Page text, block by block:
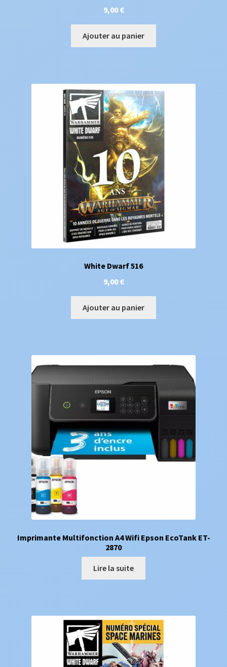
9,00€
Ajouter au panier
White Dwarf 516
9,00€
Ajouter au panier
Imprimante Multifonction A4 Wifi Epson EcoTank ET-
2870
Lire la suite